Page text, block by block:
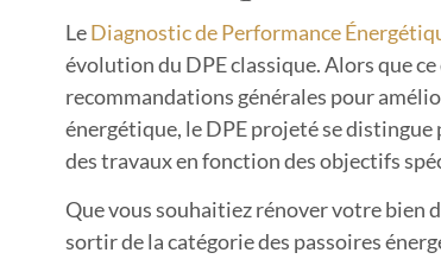
LeDiagnostic de Performance
évolution du DPE classique. Alors que
recommandations générales pour
énergétique, le DPE projeté se distingue
des travaux en fonction des objectifs
Que vous souhaitiez rénover votre bien
sortir de la catégorie des passoires